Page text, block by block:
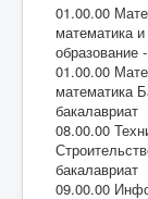
01.00.00
математика
образование
01.00.00
математика
бакалавриат
08.00.00
бакалавриат
09.00.00